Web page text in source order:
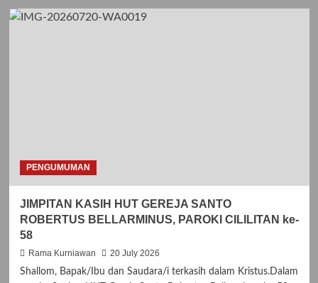
PENGUMUMAN
JIMPITAN KASIH HUT GEREJA SANTO
ROBERTUS BELLARMINUS, PAROKI CILILITAN ke-
58
Rama Kurniawan
20 July 2026
Shallom, Bapak/Ibu dan Saudara/i terkasih dalam Kristus.Dalam